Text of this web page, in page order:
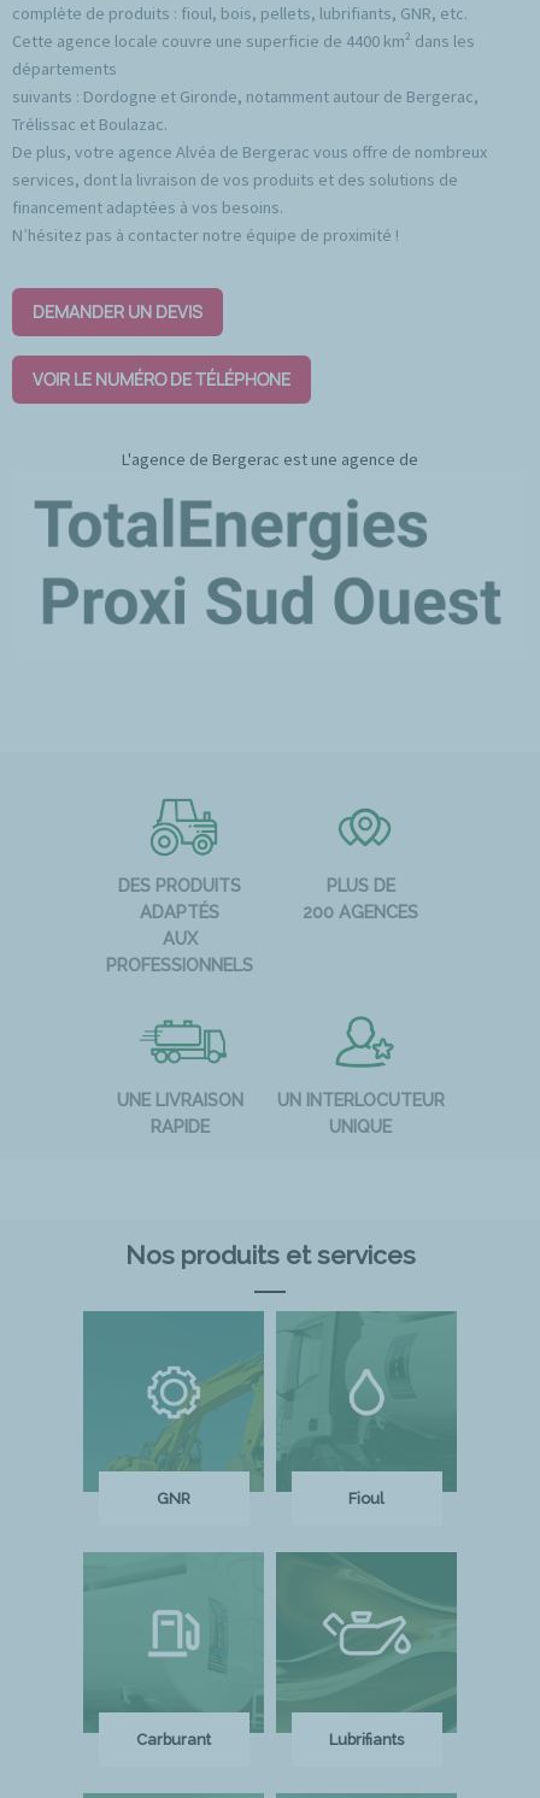
complète de produits : fioul, bois, pellets, lubrifiants, GNR, etc.
Cette agence locale couvre une superficie de 4400 km² dans les
départements
suivants : Dordogne et Gironde, notamment autour de Bergerac,
Trélissac et Boulazac.
De plus, votre agence Alvéa de Bergerac vous offre de nombreux
services, dont la livraison de vos produits et des solutions de
financement adaptées à vos besoins.
N’hésitez pas à contacter notre équipe de proximité !
DEMANDER UN DEVIS
VOIR LE NUMÉRO DE TÉLÉPHONE
L'agence de Bergerac est une agence de
DES PRODUITS
ADAPTÉS
AUX
PROFESSIONNELS
PLUS DE
200 AGENCES
UNE LIVRAISON
RAPIDE
UN INTERLOCUTEUR
UNIQUE
Nos produits et services
GNR Fioul
Carburant Lubrifiants